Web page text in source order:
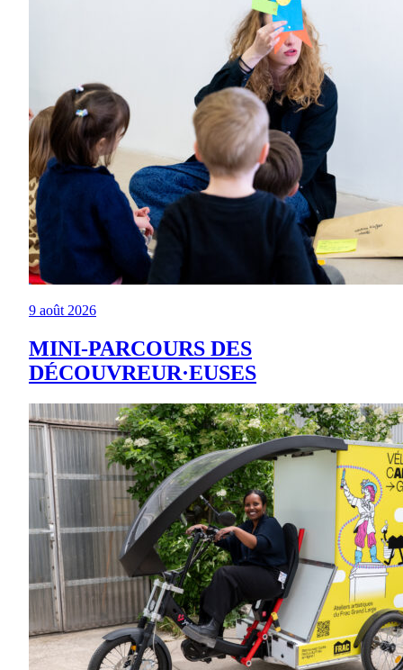
9 août 2026
MINI-PARCOURS DES
DÉCOUVREUR·EUSES